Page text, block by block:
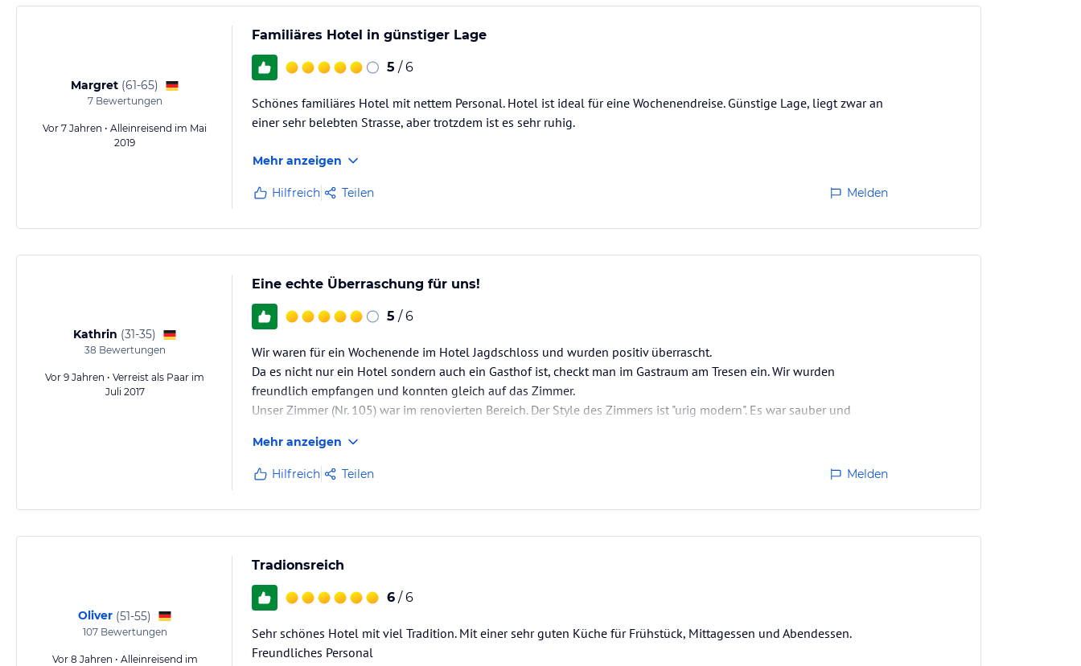
Margret (61-65)
7Bewertungen
Vor 7 Jahren • Alleinreisend im Mai
2019
Familiäres Hotel in günstiger Lage
5 / 6
Schönes familiäres Hotel mit nettem Personal. Hotel ist ideal für eine Wochenendreise. Günstige Lage, liegt zwar an
einer sehr belebten Strasse, aber trotzdem ist es sehr ruhig.
Mehr anzeigen
Hilfreich Teilen Melden
Kathrin (31-35)
38 Bewertungen
Vor 9 Jahren • Verreist als Paar im
Juli 2017
Eine echte Überraschung für uns!
5 / 6
Wir waren für ein Wochenende im Hotel Jagdschloss und wurden positiv überrascht.
Da es nicht nur ein Hotel sondern auch ein Gasthof ist, checkt man im Gastraum am Tresen ein. Wir wurden
freundlich empfangen und konnten gleich auf das Zimmer.
Unser Zimmer (Nr. 105) war im renovierten Bereich. Der Style des Zimmers ist "urig modern". Es war sauber und
abends länger laut sein kann. Bei uns war es nicht der…
Mehr anzeigen
Hilfreich Teilen Melden
Oliver (51-55)
107Bewertungen
Vor 8 Jahren • Alleinreisend im
Tradionsreich
6 / 6
Sehr schönes Hotel mit viel Tradition. Mit einer sehr guten Küche für Frühstück, Mittagessen und Abendessen.
Freundliches Personal